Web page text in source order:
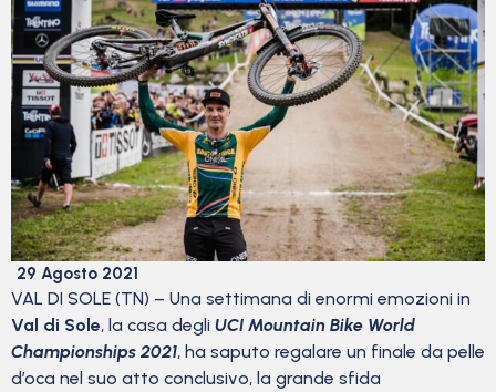
29 Agosto 2021
VAL DI SOLE (TN) – Una settimana di enormi emozioni in
Val di Sole, la casa degli UCI Mountain Bike World
Championships 2021, ha saputo regalare un finale da pelle
d’oca nel suo atto conclusivo, la grande sfida